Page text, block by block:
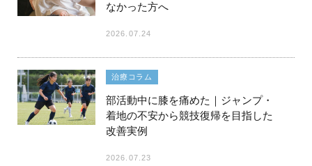
なかった方へ
2026.07.24
治療コラム
部活動中に膝を痛めた｜ジャンプ・
着地の不安から競技復帰を目指した
改善実例
2026.07.23